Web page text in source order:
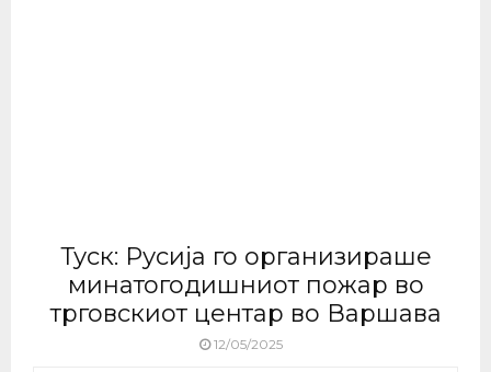
Туск: Русија го организираше
минатогодишниот пожар во
трговскиот центар во Варшава
12/05/2025